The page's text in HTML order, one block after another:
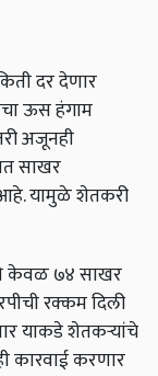
दर देणार
ऊस हंगाम
अजूनही
साखर
यामुळे शेतकरी
केवळ ७४ साखर
रक्कम दिली
याकडे शेतकऱ्यांचे
कारवाई करणार